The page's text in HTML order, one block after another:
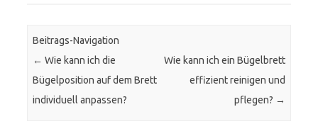
Beitrags-Navigation
← Wie kann ich die
Bügelposition auf dem Brett
individuell anpassen?
Wie kann ich ein Bügelbrett
effizient reinigen und
pflegen? →